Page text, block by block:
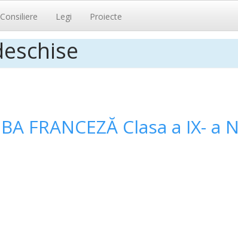
Consiliere Legi Proiecte
FRANCEZĂ Clasa a IX- a N